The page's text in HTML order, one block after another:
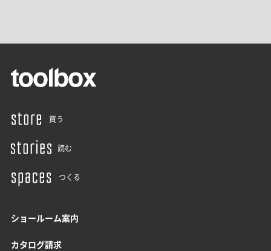
買う
読む
つくる
ショールーム案内
カタログ請求